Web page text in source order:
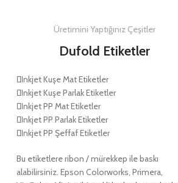
Üretimini Yaptığınız Çeşitler
Dufold Etiketler
Inkjet Kuşe Mat Etiketler
Inkjet Kuşe Parlak Etiketler
Inkjet PP Mat Etiketler
Inkjet PP Parlak Etiketler
Inkjet PP Şeffaf Etiketler
Bu etiketlere ribon / mürekkep ile baskı
alabilirsiniz. Epson Colorworks, Primera,